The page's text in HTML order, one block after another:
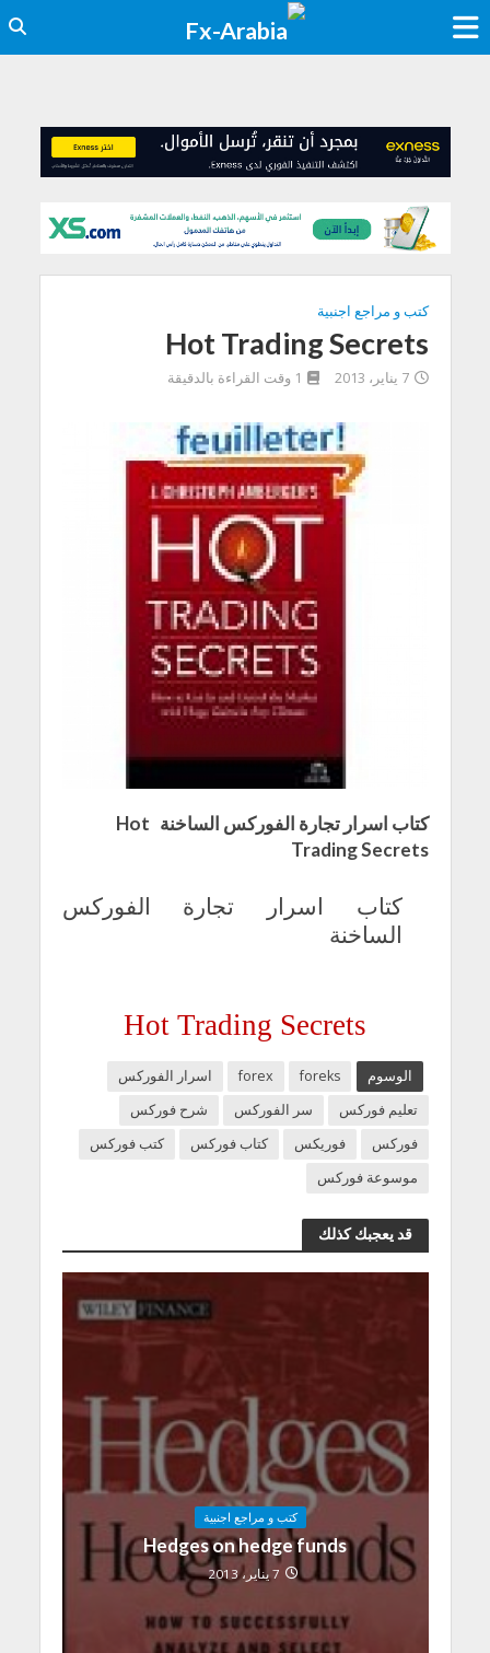
كتب و مراجع اجنبية
Hot Trading Secrets
7 يناير، 2013 1 وقت القراءة بالدقيقة
كتاب اسرار تجارة الفوركس الساخنة Hot
Trading Secrets
كتاب اسرار تجارة الفوركس
الساخنة
Hot Trading Secrets
الوسوم foreks
forex
اسرار الفوركس
تعليم فوركس
سر الفوركس
شرح فوركس
فوركس
فوريكس كتاب فوركس
كتب فوركس
موسوعة فوركس
قد يعجبك كذلك
كتب و مراجع اجنبية
Hedges on hedge funds
7 يناير، 2013